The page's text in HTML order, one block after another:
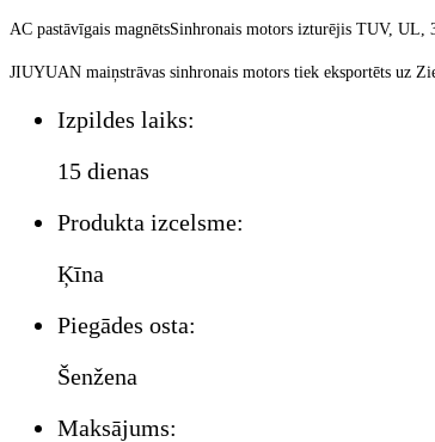
AC pastāvīgais magnētsSinhronais motors izturējis TUV, UL,
JIUYUAN maiņstrāvas sinhronais motors tiek eksportēts uz
Izpildes laiks:
15 dienas
Produkta izcelsme:
Ķīna
Piegādes osta:
Šenžena
Maksājums: